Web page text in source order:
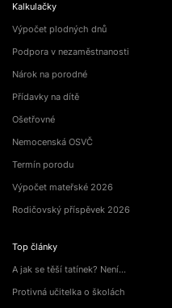
Kalkulačky
Výpočet plodných dnů
Podpora v nezaměstnanosti
Nárok na porodné
Přídavky na dítě
Ošetřovné
Nemocenská OSVČ
Termín porodu
Výpočet mateřské 2026
Rodičovský příspěvek 2026
Top články
A jak se těší tatínek? Není…
Protivná učitelka o školách